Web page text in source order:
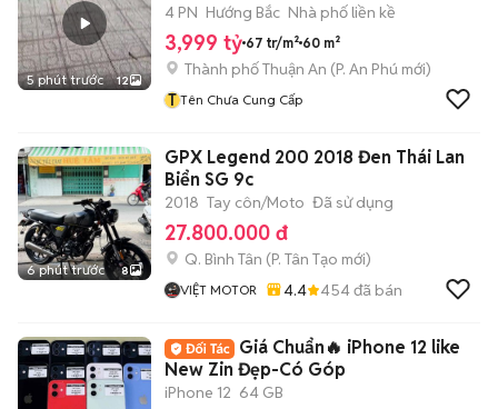
5 phút trước 12
4 PN Hướng Bắc Nhà phố liền kề
3,999 tỷ 67 tr/m² 60 m²
Thành phố Thuận An (P. An Phú mới)
T Tên Chưa Cung Cấp
6 phút trước 8
GPX Legend 200 2018 Đen Thái Lan
Biển SG 9c
2018 Tay côn/Moto Đã sử dụng
27.800.000 đ
Q. Bình Tân (P. Tân Tạo mới)
VIỆT MOTOR 4.4 454đã bán
Giá Chuẩn🔥 iPhone 12 like
New Zin Đẹp-Có Góp
iPhone 12 64 GB